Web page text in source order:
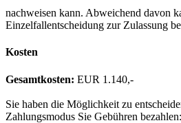
nachweisen kann. Abweichend davon
Einzelfallentscheidung zur Zulassung
Kosten
Gesamtkosten: EUR 1.140,-
Sie haben die Möglichkeit zu
Zahlungsmodus Sie Gebühren bezahlen: